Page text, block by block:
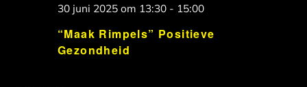
“Maak Rimpels” Positieve
Gezondheid
30 juni 2025 om 13:30 - 15:00